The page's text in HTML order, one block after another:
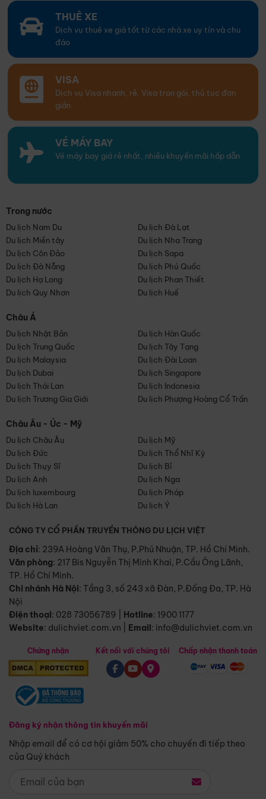
THUÊ XE
Dịch vụ thuê xe giá tốt từ các nhà xe uy tín và chu
đáo
VISA
Dịch vụ Visa nhanh, rẻ. Visa trọn gói, thủ tục đơn
giản
VÉ MÁY BAY
Vé máy bay giá rẻ nhất, nhiều khuyến mãi hấp dẫn
Trong nước
Du lịch Nam Du
Du lịch Đà Lạt
Du lịch Miền tây
Du lịch Nha Trang
Du lịch Côn Đảo
Du lịch Sapa
Du lịch Đà Nẵng
Du lịch Phú Quốc
Du lịch Hạ Long
Du lịch Phan Thiết
Du lịch Quy Nhơn
Du lịch Huế
Châu Á
Du lịch Nhật Bản
Du lịch Hàn Quốc
Du lịch Trung Quốc
Du lịch Tây Tạng
Du lịch Malaysia
Du lịch Đài Loan
Du lịch Dubai
Du lịch Singapore
Du lịch Thái Lan
Du lịch Indonesia
Du lịch Trương Gia Giới
Du lịch Phượng Hoàng Cổ Trấn
Châu Âu - Úc - Mỹ
Du lịch Châu Âu
Du lịch Mỹ
Du lịch Đức
Du lịch Thổ Nhĩ Kỳ
Du lịch Thụy Sĩ
Du lịch Bỉ
Du lịch Anh
Du lịch Nga
Du lịch luxembourg
Du lịch Pháp
Du lịch Hà Lan
Du lịch Ý
CÔNG TY CỔ PHẦN TRUYỀN THÔNG DU LỊCH VIỆT
Địa chỉ: 239A Hoàng Văn Thụ, P.Phú Nhuận, TP. Hồ Chí Minh.
Văn phòng: 217 Bis Nguyễn Thị Minh Khai, P.Cầu Ông Lãnh,
TP. Hồ Chí Minh.
Chi nhánh Hà Nội: Tầng 3, số 243 xã Đàn, P.Đống Đa, TP. Hà
Nội
Điện thoại: 028 73056789 Hotline: 1900 1177
Website: dulichviet.com.vn Email: info@dulichviet.com.vn
Chứng nhận
Đăng ký nhận thông tin khuyến mãi
Nhập email để có cơ hội giảm 50% cho chuyến đi tiếp theo
của Quý khách
Kết nối với chúng tôi Chấp nhận thanh toán